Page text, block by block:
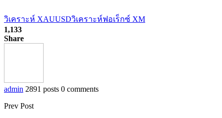
วิเคราะห์ XAUUSDวิเคราะห์ฟอเร็กซ์ XM
1,133
Share
admin 2891 posts 0 comments
Prev Post